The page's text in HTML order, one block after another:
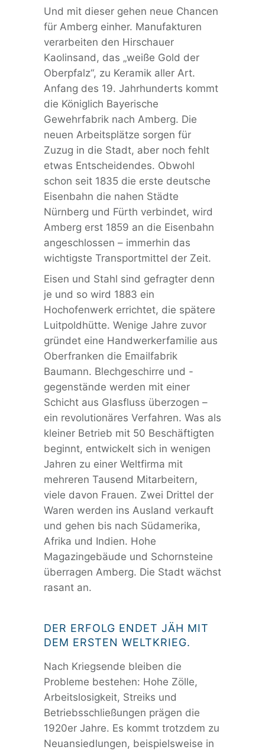
Und mit dieser gehen neue Chancen
für Amberg einher. Manufakturen
verarbeiten den Hirschauer
Kaolinsand, das „weiße Gold der
Oberpfalz“, zu Keramik aller Art.
Anfang des 19. Jahrhunderts kommt
die Königlich Bayerische
Gewehrfabrik nach Amberg. Die
neuen Arbeitsplätze sorgen für
Zuzug in die Stadt, aber noch fehlt
etwas Entscheidendes. Obwohl
schon seit 1835 die erste deutsche
Eisenbahn die nahen Städte
Nürnberg und Fürth verbindet, wird
Amberg erst 1859 an die Eisenbahn
angeschlossen – immerhin das
wichtigste Transportmittel der Zeit.
Eisen und Stahl sind gefragter denn
je und so wird 1883 ein
Hochofenwerk errichtet, die spätere
Luitpoldhütte. Wenige Jahre zuvor
gründet eine Handwerkerfamilie aus
Oberfranken die Emailfabrik
Baumann. Blechgeschirre und -
gegenstände werden mit einer
Schicht aus Glasfluss überzogen –
ein revolutionäres Verfahren. Was als
kleiner Betrieb mit 50 Beschäftigten
beginnt, entwickelt sich in wenigen
Jahren zu einer Weltfirma mit
mehreren Tausend Mitarbeitern,
viele davon Frauen. Zwei Drittel der
Waren werden ins Ausland verkauft
und gehen bis nach Südamerika,
Afrika und Indien. Hohe
Magazingebäude und Schornsteine
überragen Amberg. Die Stadt wächst
rasant an.
DER ERFOLG ENDET JÄH MIT
DEM ERSTEN WELTKRIEG.
Nach Kriegsende bleiben die
Probleme bestehen: Hohe Zölle,
Arbeitslosigkeit, Streiks und
Betriebsschließungen prägen die
1920er Jahre. Es kommt trotzdem zu
Neuansiedlungen, beispielsweise in